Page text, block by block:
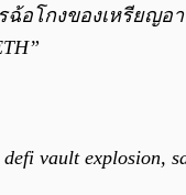
อโกงของเหรียญอ
vault explosion,